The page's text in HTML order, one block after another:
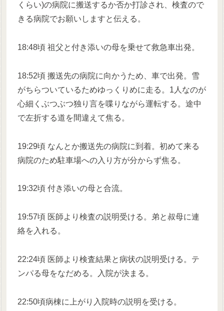
くらい)の病院に搬送するか否か打診され、検査ので
きる病院でお願いしますと伝える。
18:48頃 祖父と付き添いの母を乗せて救急車出発。
18:52頃 搬送先の病院に向かうため、車で出発。雪
がちらついているためゆっくりめに走る。1人なのが
心細くぶつぶつ独り言を喋りながら運転する。途中
で左折する道を間違えて焦る。
19:29頃 なんとか搬送先の病院に到着。初めて来る
病院のため駐車場への入り方が分からず焦る。
19:32頃 付き添いの母と合流。
19:57頃 医師より検査の説明受ける。弟と叔母に連
絡を入れる。
22:24頃 医師より検査結果と病状の説明受ける。テ
ンパる母をなだめる。入院が決まる。
22:50頃病棟に上がり入院時の説明を受ける。